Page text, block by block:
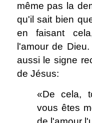
même pas la
qu'il sait bien
en faisant
l'amour de
aussi le signe
de Jésus:
«De cela,
vous êtes